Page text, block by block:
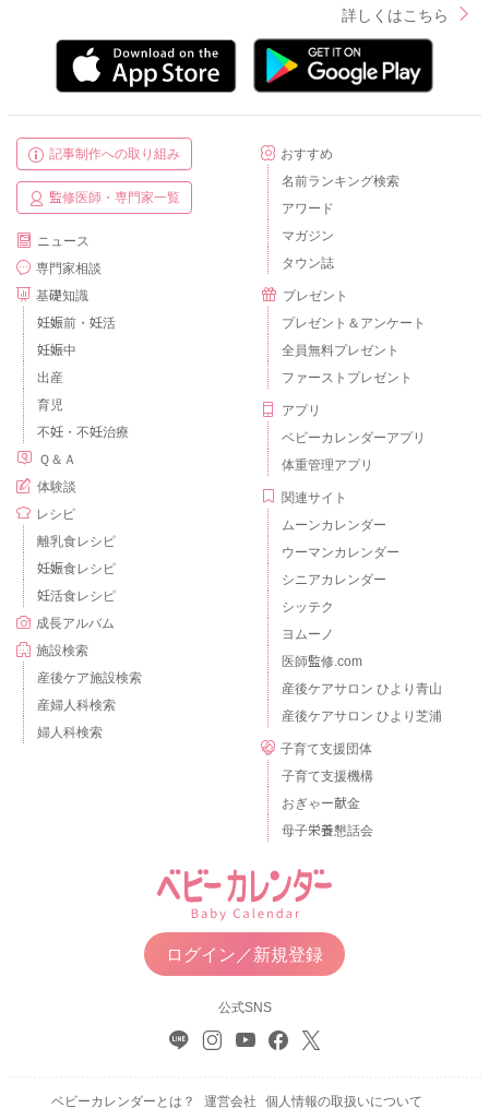
詳しくはこちら
記事制作への取り組み
監修医師・専門家一覧
ニュース
専門家相談
基礎知識
妊娠前・妊活
妊娠中
出産
育児
不妊・不妊治療
Ｑ＆Ａ
体験談
レシピ
離乳食レシピ
妊娠食レシピ
妊活食レシピ
成長アルバム
施設検索
産後ケア施設検索
産婦人科検索
婦人科検索
おすすめ
名前ランキング検索
アワード
マガジン
タウン誌
プレゼント
プレゼント＆アンケート
全員無料プレゼント
ファーストプレゼント
アプリ
ベビーカレンダーアプリ
体重管理アプリ
関連サイト
ムーンカレンダー
ウーマンカレンダー
シニアカレンダー
シッテク
ヨムーノ
医師監修.com
産後ケアサロン ひより青山
産後ケアサロン ひより芝浦
子育て支援団体
子育て支援機構
おぎゃー献金
母子栄養懇話会
ログイン／新規登録
公式SNS
ベビーカレンダーとは？ 運営会社 個人情報の取扱いについて